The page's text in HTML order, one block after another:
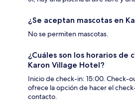
¿Se aceptan mascotas en
No se permiten mascotas.
¿Cuáles son los horarios de
Karon Village Hotel?
Inicio de check-in: 15:00. Check-
ofrece la opción de hacer el
contacto.